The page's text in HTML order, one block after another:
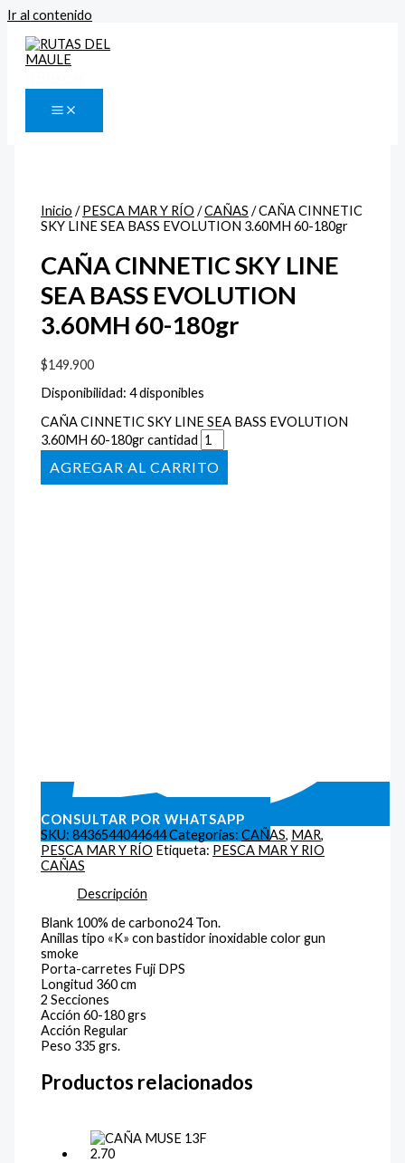
Ir al contenido
Inicio /PESCA MAR Y RÍO /CAÑAS / CAÑA CINNETIC
SKY LINE SEA BASS EVOLUTION 3.60MH 60-180gr
CAÑA CINNETIC SKY LINE
SEA BASS EVOLUTION
3.60MH 60-180gr
$149.900
Disponibilidad: 4 disponibles
CAÑA CINNETIC SKY LINE SEA BASS EVOLUTION
3.60MH 60-180gr cantidad
AÑADIR AL CARRITO
CONSULTAR POR WHATSAPP
SKU:8436544044644Categorías:CAÑAS, MAR,
PESCA MAR Y RÍO Etiqueta: PESCA MAR Y RIO
CAÑAS
Descripción
Blank 100% de carbono24 Ton.
Anillas tipo «K» con bastidor inoxidable color gun
smoke
Porta-carretes Fuji DPS
Longitud 360 cm
2 Secciones
Acción 60-180 grs
Acción Regular
Peso 335 grs.
Productos relacionados